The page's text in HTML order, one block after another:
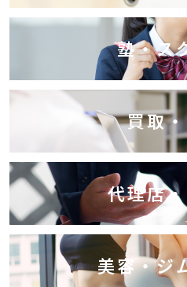
塾・ス
買取
代理店
美容・ジ